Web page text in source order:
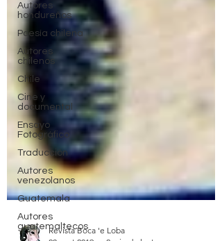
Autores
hondureños
Poesía chilena
Autores
chilenos
Chile
Cine y
documental
Ensayo
Fotográfico
Traducción
Autores
venezolanos
Guatemala
Autores
guatemaltecos